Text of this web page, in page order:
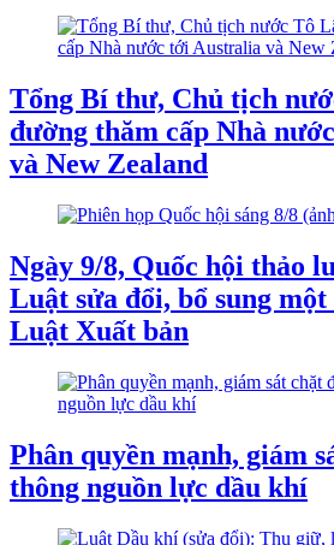
Tổng Bí thư, Chủ tịch
đường thăm cấp Nhà
và New Zealand
Ngày 9/8, Quốc hội thảo
Luật sửa đổi, bổ sung một
Luật Xuất bản
Phân quyền mạnh, giám
thông nguồn lực dầu khí